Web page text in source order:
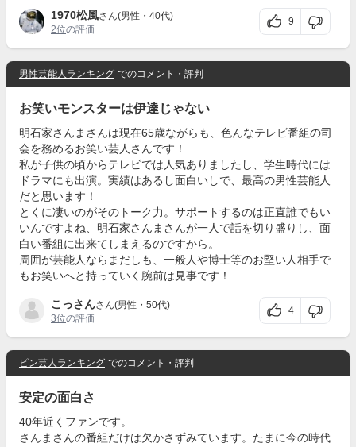
1970松風さん(男性・40代)
2位の評価
9
男性芸能人ランキング でのコメント・評判
お笑いモンスターは伊達じゃない
明石家さんまさんは現在65歳ながらも、色んなテレビ番組の司
会を務めるお笑い芸人さんです！
私が子供の頃からテレビでは人気ありましたし、学生時代には
ドラマにも出演。実績はあるし面白いしで、最高の男性芸能人
だと思います！
とくに凄いのがそのトーク力。サポートするのは正直誰でもい
いんですよね、明石家さんまさんが一人で話を切り盛りし、面
白い番組に出来てしまえるのですから。
周囲が芸能人ならまだしも、一般人や博士等のお堅い人相手で
もお笑いへと持っていく腕前は見事です！
こっさんさん(男性・50代)
3位の評価
4
ピン芸人ランキング でのコメント・評判
安定の面白さ
40年近くファンです。
さんまさんの番組だけは欠かさずみています。たまに今の時代